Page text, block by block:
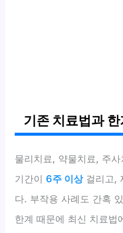
기존 치료법과 한
물리치료, 약물치료, 주
기간이6주 이상걸리고,
다. 부작용 사례도 간혹
한계 때문에 최신 치료법